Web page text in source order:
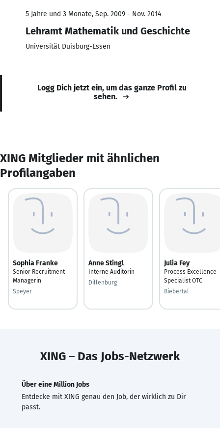
5 Jahre und 3 Monate, Sep. 2009 - Nov. 2014
Lehramt Mathematik und Geschichte
Universität Duisburg-Essen
Logg Dich jetzt ein, um das ganze Profil zu
sehen.
XING Mitglieder mit ähnlichen
Profilangaben
Sophia Franke
Senior Recruitment
Managerin
Speyer
Anne Stingl
Interne Auditorin
Dillenburg
Julia Fey
Process Excellence
Specialist OTC
Biebertal
XING – Das Jobs-Netzwerk
Über eine Million Jobs
Entdecke mit XING genau den Job, der wirklich zu Dir
passt.